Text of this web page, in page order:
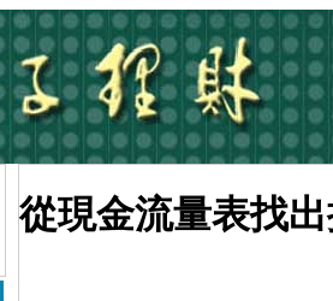
從現金流量表找